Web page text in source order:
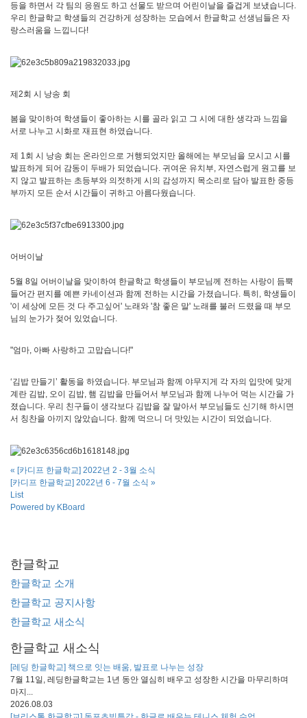
등을 하면서 각 팀의 응원도 하고 선물도 받으며 어린이날을 즐겁게 보냈습니다.
우리 한글학교 학생들의 건강하게 성장하는 모습에서 한글학교 선생님들은 자
랑스러움을 느낍니다!
제2회 시 낭송 회
봄을 맞이하여 학생들이 좋아하는 시를 골라 읽고 그 시에 대한 생각과 느낌을
서로 나누고 시화로 재표현 하였습니다.
제 1회 시 낭송 회는 온라인으로 거행되었지만 올해에는 부모님을 모시고 시를
발표하게 되어 감동이 두배가 되었습니다. 귀여운 유치부, 자연스럽게 원고를 보
지 않고 발표하는 초등부와 의젓하게 시의 감성까지 목소리로 담아 발표한 중등
부까지 모든 순서 시간들이 귀하고 아름다웠습니다.
어버이날
5월 8일 어버이날을 맞이하여 한글학교 학생들이 부모님께 전하는 사랑이 듬뿍
들어간 편지를 예쁜 카네이션과 함께 전하는 시간을 가졌습니다. 특히, 학생들이
'이 세상에 모든 것 다 주고싶어' 노래와 '참 좋은 말' 노래를 불러 드렸을 때 부모
님의 눈가가 젖어 있었습니다.
"엄마, 아빠 사랑하고 고맙습니다!"
‘김밥 만들기’ 활동을 하였습니다. 부모님과 함께 야무지게 각 자의 입맛에 맞게
계란 김밥, 오이 김밥, 햄 김밥을 만들어서 부모님과 함께 나누어 먹는 시간을 가
졌습니다. 우리 친구들이 생각보다 김밥을 잘 말아서 부모님들도 신기해 하시면
서 칭찬을 아끼지 않았습니다. 함께 먹으니 더 맛있는 시간이 되었습니다.
« [카디프 한글학교] 2022년 2 - 3월 소식
[카디프 한글학교] 2022년 6 - 7월 소식 »
List
Powered by KBoard
한글학교
한글학교 소개
한글학교 공지사항
한글학교 새소식
한글학교 새소식
[레딩 한글학교] 책으로 잇는 배움, 발표로 나누는 성장
7월 11일, 레딩한글학교는 1년 동안 열심히 배우고 성장한 시간을 마무리하며
마지...
2026.08.03